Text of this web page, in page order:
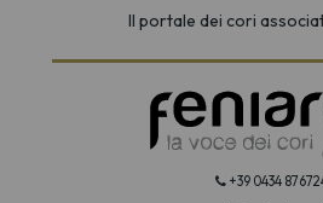
Il portale dei cori
+39 0434